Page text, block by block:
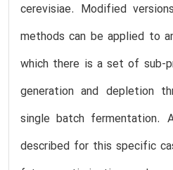
cerevisiae. Modified
methods can be applied to
which there is a set of sub-
generation and depletion
single batch fermentation.
described for this specific